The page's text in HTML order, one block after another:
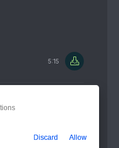
5:15
Discard Allow